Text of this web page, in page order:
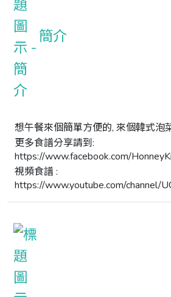
簡介
想午餐來個簡單方便的, 來個韓式泡
更多食譜分享請到:
https://www.facebook.com/
視頻食譜 :
https://www.youtube.com/channel/